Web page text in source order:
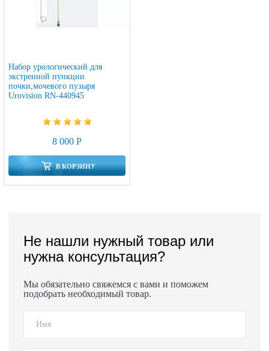
Набор урологический для
экстренной пункции
почки,мочевого пузыря
Urovision RN-440945
8 000 Р
В КОРЗИНУ
Не нашли нужный товар или
нужна консультация?
Мы обязательно свяжемся с вами и поможем
подобрать необходимый товар.